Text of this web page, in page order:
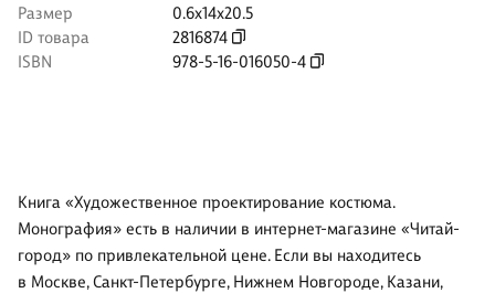
Размер
0.6x14x20.5
ID товара
2816874
ISBN
978-5-16-016050-4
Книга «Художественное проектирование костюма.
Монография» есть в наличии в интернет-магазине «Читай-
город» по привлекательной цене. Если вы находитесь
в Москве, Санкт-Петербурге, Нижнем Новгороде, Казани,